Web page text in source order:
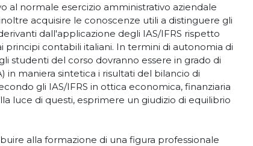
al normale esercizio amministrativo aziendale
acquisire le conoscenze utili a distinguere gli
dall'applicazione degli IAS/IFRS rispetto
principi contabili italiani. In termini di autonomia di
studenti del corso dovranno essere in grado di
in maniera sintetica i risultati del bilancio di
gli IAS/IFRS in ottica economica, finanziaria
luce di questi, esprimere un giudizio di equilibrio
alla formazione di una figura professionale